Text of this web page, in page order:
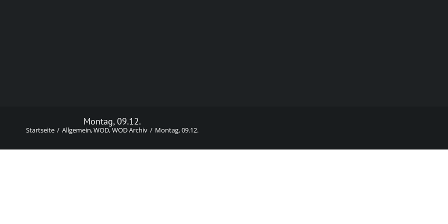
Montag, 09.12.
Startseite Allgemein WOD WOD Archiv Montag, 09.12.